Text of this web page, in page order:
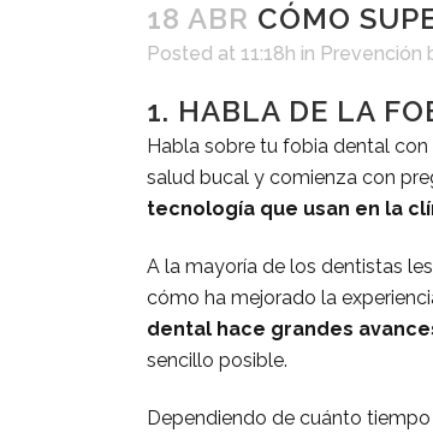
18 ABR CÓMO
Posted at 11:18h in Prevención
1. HABLA DE LA
Habla sobre tu fobia dental
salud bucal y comienza con
tecnología que usan en la
A la mayoría de los dentistas
cómo ha mejorado la
dental hace grandes
sencillo posible.
Dependiendo de cuánto